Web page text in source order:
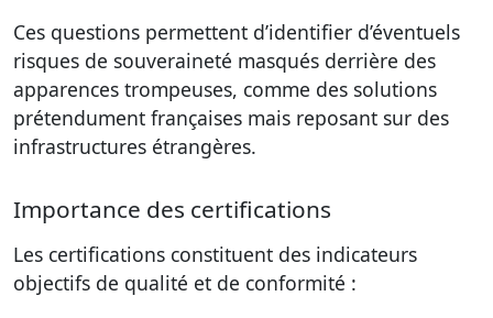
Ces questions permettent d’identifier d’éventuels
risques de souveraineté masqués derrière des
apparences trompeuses, comme des solutions
prétendument françaises mais reposant sur des
infrastructures étrangères.
Importance des certifications
Les certifications constituent des indicateurs
objectifs de qualité et de conformité :